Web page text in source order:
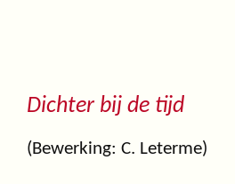
Dichter bij de tijd
(Bewerking: C. Leterme)